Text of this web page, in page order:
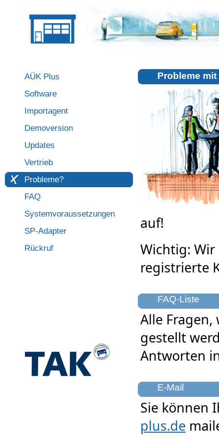
AÜK Plus
Software
Importagent
Demoversion
Updates
Vertrieb
Probleme?
FAQ
Systemvoraussetzungen
SP-Adapter
Rückruf
Probleme
auf!
Wichtig:
registrierte
FAQ-Liste
Alle
gestellt
Antworten
E-Mail
Sie können
plus.de